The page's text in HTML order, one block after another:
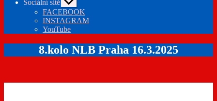
Sociální sítě Zobrazit
podmenu
FACEBOOK
INSTAGRAM
YouTube
8.kolo NLB Praha 16.3.2025